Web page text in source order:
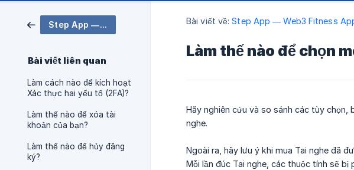
Step App — Web3 Fitness App 🤸
Bài viết liên quan
Làm cách nào để kích hoạt
Xác thực hai yếu tố (2FA)?
Làm thế nào để xóa tài
khoản của bạn?
Làm thế nào để hủy đăng
ký?
Bài viết về: Step App — Web3 Fitness
Làm thế nào để chọn
Hãy nghiên cứu và so sánh các tùy
nghe.
Ngoài ra, hãy lưu ý khi mua Tai nghe đã
Mỗi lần đúc Tai nghe, các thuộc tính sẽ